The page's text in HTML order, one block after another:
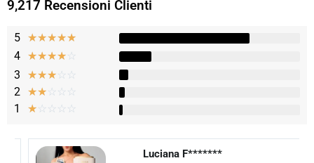
9,217 Recensioni Clienti
5 ★★★★★
4 ☆☆☆☆☆
3 ☆☆☆☆ ☆
2 ☆☆☆ ☆ ☆
1 ☆☆ ☆ ☆ ☆
Luciana F*******